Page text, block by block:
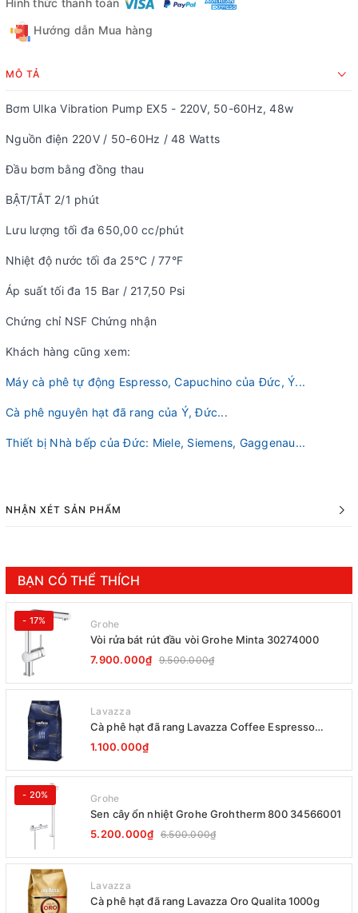
Hướng dẫn Mua hàng
MÔ TẢ
Bơm Ulka Vibration Pump EX5 - 220V, 50-60Hz, 48w
Nguồn điện 220V / 50-60Hz / 48 Watts
Đầu bơm bằng đồng thau
BẬT/TẮT 2/1 phút
Lưu lượng tối đa 650,00 cc/phút
Nhiệt độ nước tối đa 25°C / 77°F
Áp suất tối đa 15 Bar / 217,50 Psi
Chứng chỉ NSF Chứng nhận
Khách hàng cũng xem:
Máy cà phê tự động Espresso, Capuchino của Đức, Ý...
Cà phê nguyên hạt đã rang của Ý, Đức...
Thiết bị Nhà bếp của Đức: Miele, Siemens, Gaggenau...
NHẬN XÉT SẢN PHẨM
BẠN CÓ THỂ THÍCH
- 17% Grohe
Vòi rửa bát rút đầu vòi Grohe Minta 30274000
7.900.000₫ 9.500.000₫
Lavazza
Cà phê hạt đã rang Lavazza Coffee Espresso
Super Crema 1000g Date 12-2027
1.100.000₫
- 20% Grohe
Sen cây ổn nhiệt Grohe Grohtherm 800 34566001
5.200.000₫ 6.500.000₫
Lavazza
Cà phê hạt đã rang Lavazza Oro Qualita 1000g